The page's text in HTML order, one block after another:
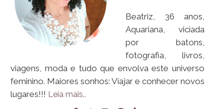
Beatriz, 36 anos,
Aquariana, viciada
por batons,
fotografia, livros,
viagens, moda e tudo que envolva este universo
feminino. Maiores sonhos: Viajar e conhecer novos
lugares!!! Leia mais..